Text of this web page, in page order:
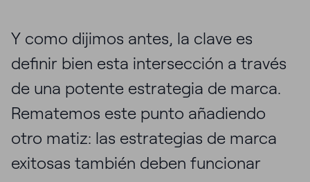
Y como dijimos antes, la clave es
definir bien esta intersección a través
de una potente estrategia de marca.
Rematemos este punto añadiendo
otro matiz: las estrategias de marca
exitosas también deben funcionar